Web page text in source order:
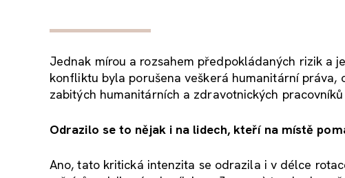
Jednak mírou a rozsahem předpokládaných rizik a
konfliktu byla porušena veškerá humanitární
zabitých humanitárních a zdravotnických
Odrazilo se to nějak i na lidech, kteří na místě
Ano, tato kritická intenzita se odrazila i v délce